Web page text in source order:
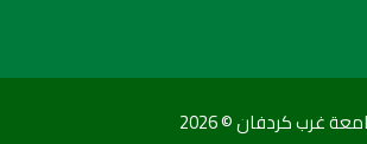
غرب كردفان © 2026